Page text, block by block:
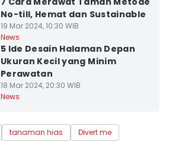
No-till, Hemat dan Sustainable
19 Mar 2024, 10:30 WIB
News
5 Ide Desain Halaman Depan
Ukuran Kecil yang Minim
Perawatan
18 Mar 2024, 20:30 WIB
News
tanaman hias Divert me